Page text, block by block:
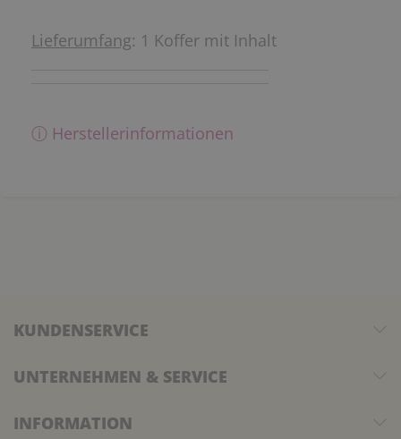
Lieferumfang: 1 Koffer mit Inhalt
ⓘ Herstellerinformationen
KUNDENSERVICE
UNTERNEHMEN & SERVICE
INFORMATION